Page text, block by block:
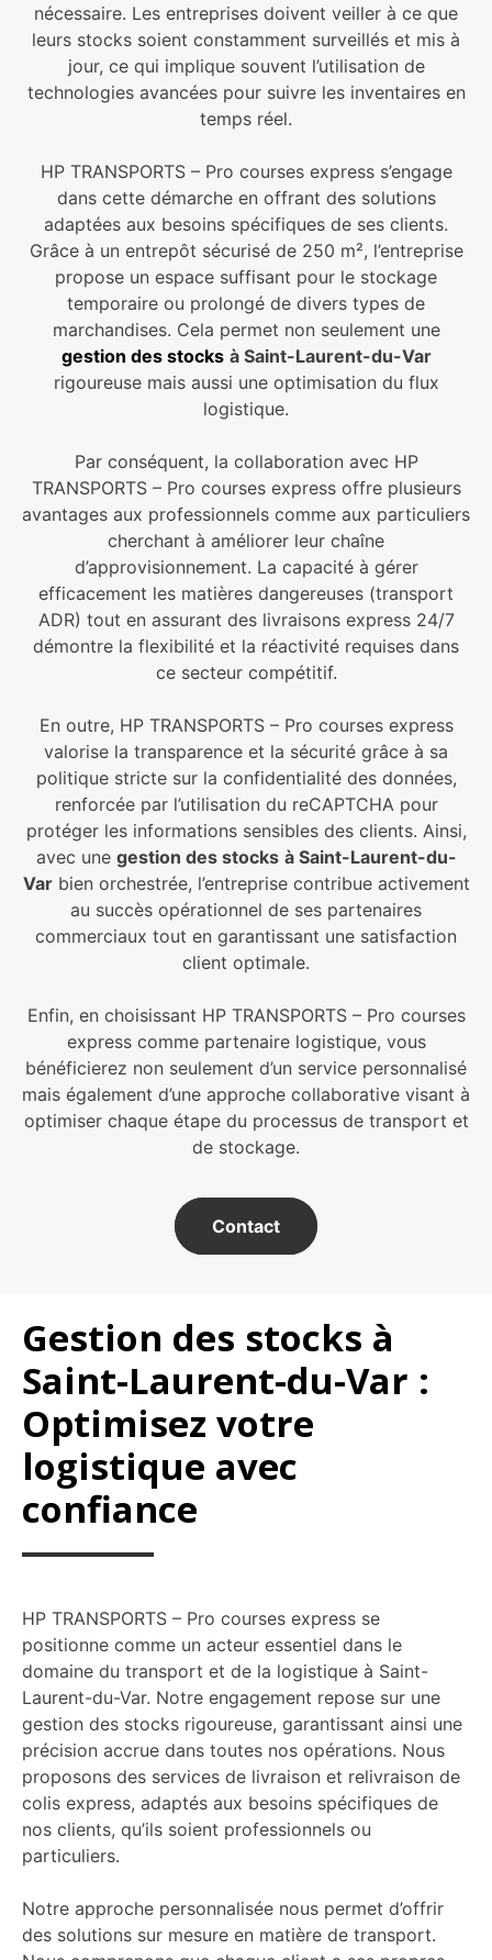
nécessaire. Les entreprises doivent veiller à ce que
leurs stocks soient constamment surveillés et mis à
jour, ce qui implique souvent l’utilisation de
technologies avancées pour suivre les inventaires en
temps réel.
HP TRANSPORTS – Pro courses express s’engage
dans cette démarche en offrant des solutions
adaptées aux besoins spécifiques de ses clients.
Grâce à un entrepôt sécurisé de 250 m², l’entreprise
propose un espace suffisant pour le stockage
temporaire ou prolongé de divers types de
marchandises. Cela permet non seulement une
gestion des stocks à Saint-Laurent-du-Var
rigoureuse mais aussi une optimisation du flux
logistique.
Par conséquent, la collaboration avec HP
TRANSPORTS – Pro courses express offre plusieurs
avantages aux professionnels comme aux particuliers
cherchant à améliorer leur chaîne
d’approvisionnement. La capacité à gérer
efficacement les matières dangereuses (transport
ADR) tout en assurant des livraisons express 24/7
démontre la flexibilité et la réactivité requises dans
ce secteur compétitif.
En outre, HP TRANSPORTS – Pro courses express
valorise la transparence et la sécurité grâce à sa
politique stricte sur la confidentialité des données,
renforcée par l’utilisation du reCAPTCHA pour
protéger les informations sensibles des clients. Ainsi,
avec une gestion des stocks à Saint-Laurent-du-
Varbien orchestrée, l’entreprise contribue activement
au succès opérationnel de ses partenaires
commerciaux tout en garantissant une satisfaction
client optimale.
Enfin, en choisissant HP TRANSPORTS – Pro courses
express comme partenaire logistique, vous
bénéficierez non seulement d’un service personnalisé
mais également d’une approche collaborative visant à
optimiser chaque étape du processus de transport et
de stockage.
Contact
Gestion des stocks à
Saint-Laurent-du-Var :
Optimisez votre
logistique avec
confiance
HP TRANSPORTS – Pro courses express se
positionne comme un acteur essentiel dans le
domaine du transport et de la logistique à Saint-
Laurent-du-Var. Notre engagement repose sur une
gestion des stocks rigoureuse, garantissant ainsi une
précision accrue dans toutes nos opérations. Nous
proposons des services de livraison et relivraison de
colis express, adaptés aux besoins spécifiques de
nos clients, qu’ils soient professionnels ou
particuliers.
Notre approche personnalisée nous permet d’offrir
des solutions sur mesure en matière de transport.